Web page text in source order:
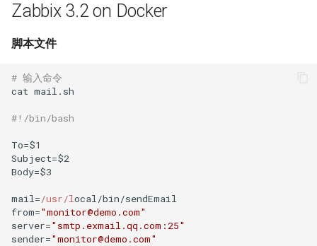
Zabbix 3.2 on Docker
脚本文件
# 输入命令
cat mail.sh
#!/bin/bash
To=$1
Subject=$2
Body=$3
mail=/usr/local/bin/sendEmail
from="monitor@demo.com"
server="smtp.exmail.qq.com:25"
sender="monitor@demo.com"